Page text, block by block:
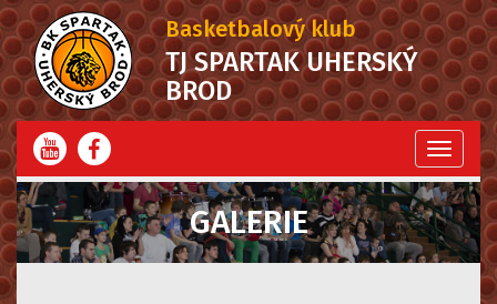
Basketbalový klub
TJ SPARTAK UHERSKÝ
BROD
Menu
GALERIE